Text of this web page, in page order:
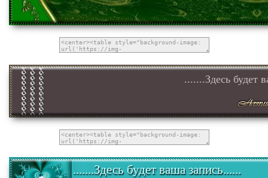
.......Здесь будет
.......Здесь будет ваша запись......